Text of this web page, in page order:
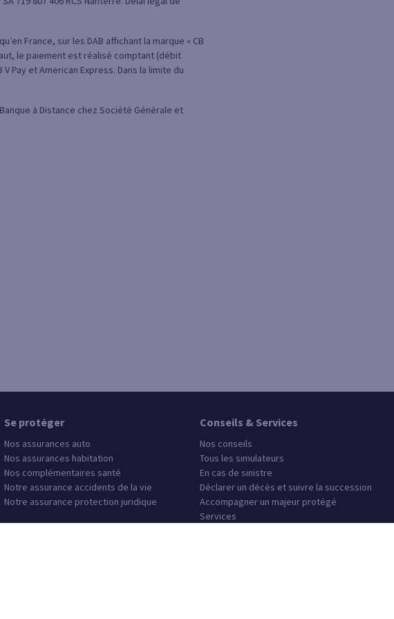
France, sur les DAB affichant la marque « CB
le paiement est réalisé comptant (débit
et American Express. Dans la limite du
à Distance chez Société Générale et
Se protéger
Nos assurances auto
Nos assurances habitation
Nos complémentaires santé
Notre assurance accidents de la vie
Notre assurance protection juridique
Conseils & Services
Nos conseils
Tous les simulateurs
En cas de sinistre
Déclarer un décès et suivre la succession
Accompagner un majeur protégé
Services